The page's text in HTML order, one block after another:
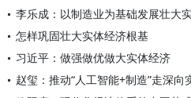
李乐成：以制造业为基础发展壮大
怎样巩固壮大实体经济根基
习近平：做强做优做大实体经济
赵玺：推动“人工智能+制造”走深向